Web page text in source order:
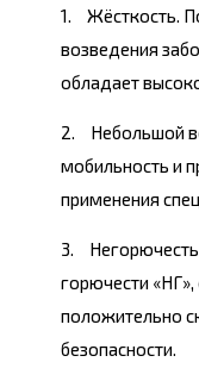
Жёсткость.
возведения
обладает
Небольшой
мобильность и
применения
горючести «НГ»,
положительно
безопасности.